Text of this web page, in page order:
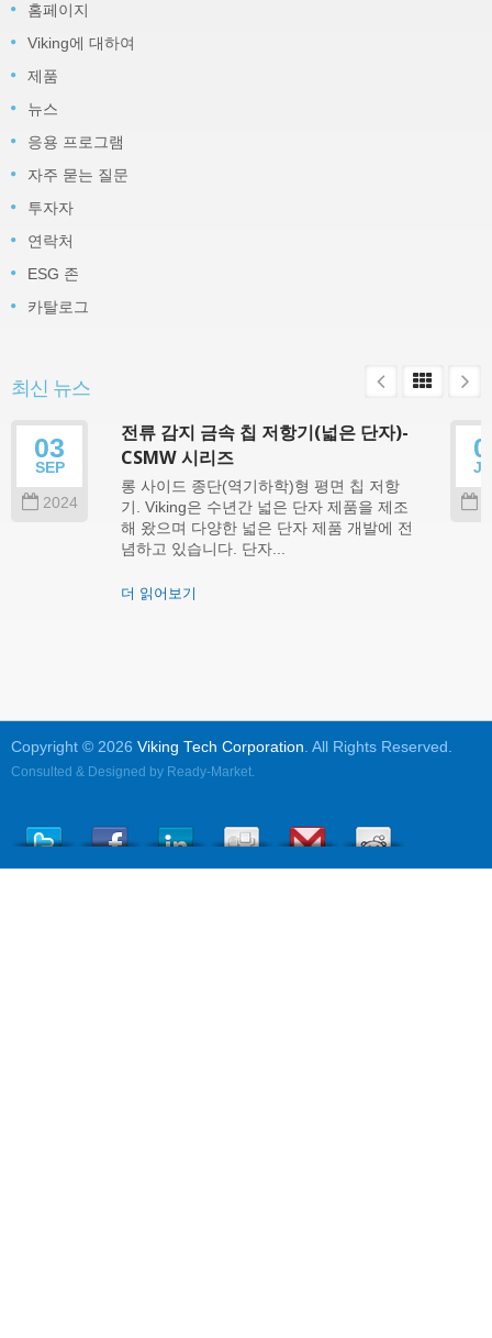
홈페이지
Viking에 대하여
제품
뉴스
응용 프로그램
자주 묻는 질문
투자자
연락처
ESG 존
카탈로그
최신 뉴스
03
SEP
2024
전류 감지 금속 칩 저항기(넓은 단자)-
CSMW 시리즈
롱 사이드 종단(역기하학)형 평면 칩 저항
기. Viking은 수년간 넓은 단자 제품을 제조
해 왔으며 다양한 넓은 단자 제품 개발에 전
념하고 있습니다. 단자...
더 읽어보기
Copyright © 2026 Viking Tech Corporation. All Rights Reserved.
Consulted & Designed by Ready-Market.